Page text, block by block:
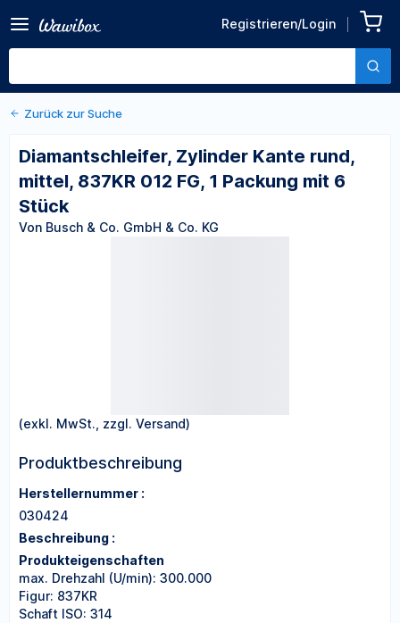
Registrieren/Login
Kante rund, mittel, 837KR
012 FG, 1 Packung mit 6
Von Busch & Co. GmbH & Co. KG
Zurück zu den Produktdetails
Zurück zur Suche
Diamantschleifer, Zylinder Kante rund,
mittel, 837KR 012 FG, 1 Packung mit 6
Stück
Von Busch & Co. GmbH & Co. KG
(exkl. MwSt., zzgl. Versand)
Produktbeschreibung
Herstellernummer :
030424
Beschreibung :
Produkteigenschaften
max. Drehzahl (U/min): 300.000
Figur: 837KR
Schaft ISO: 314